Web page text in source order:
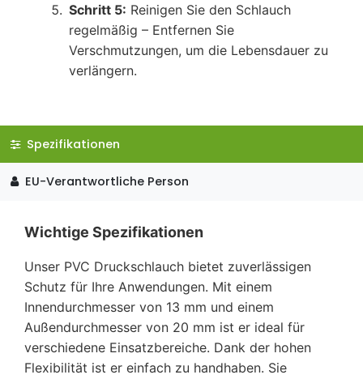
Schritt 5: Reinigen Sie den Schlauch
regelmäßig – Entfernen Sie
Verschmutzungen, um die Lebensdauer zu
verlängern.
Spezifikationen
EU-Verantwortliche Person
Wichtige Spezifikationen
Unser PVC Druckschlauch bietet zuverlässigen
Schutz für Ihre Anwendungen. Mit einem
Innendurchmesser von 13 mm und einem
Außendurchmesser von 20 mm ist er ideal für
verschiedene Einsatzbereiche. Dank der hohen
Flexibilität ist er einfach zu handhaben. Sie